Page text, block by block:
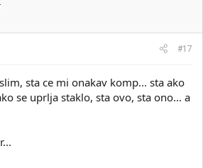
#17
sta ce mi onakav komp... sta ako
se uprlja staklo, sta ovo, sta ono... a